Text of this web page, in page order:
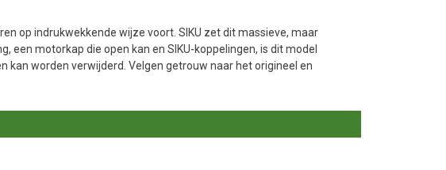
op indrukwekkende wijze voort. SIKU zet dit massieve, maar
motorkap die open kan en SIKU-koppelingen, is dit model
kan worden verwijderd. Velgen getrouw naar het origineel en